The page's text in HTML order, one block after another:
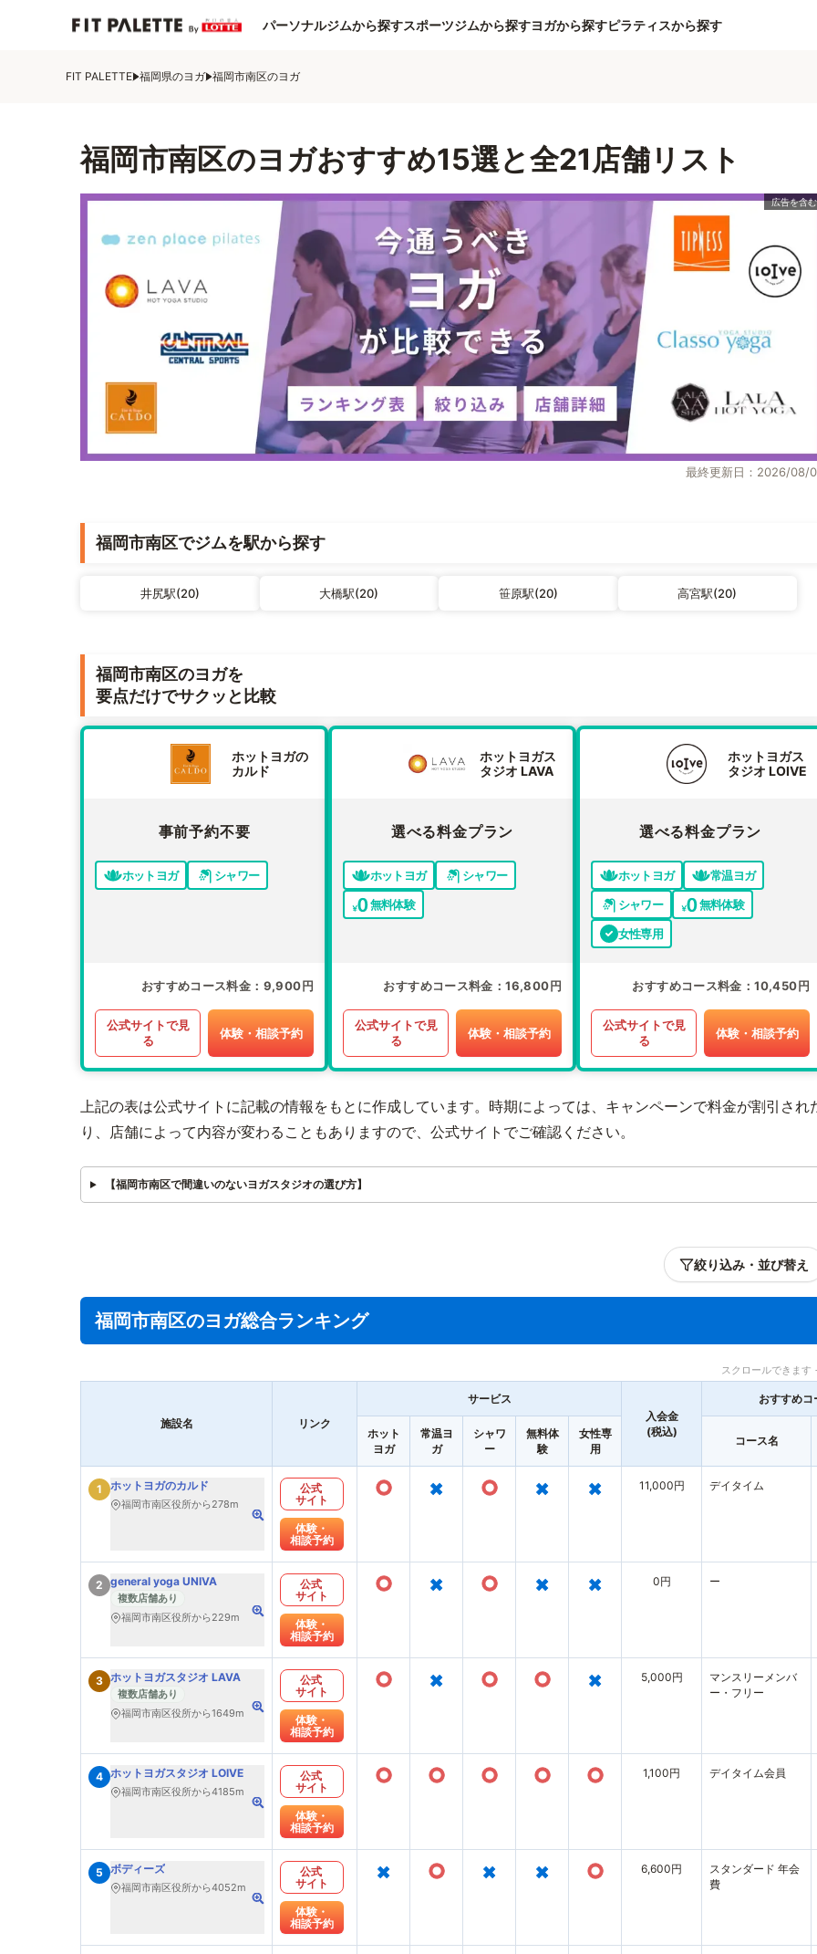
パーソナルジムから探すスポーツジムから探すヨガから探すピラティスから探す
FIT PALETTE 福岡県のヨガ 福岡市南区のヨガ
福岡市南区のヨガおすすめ15選と全21店舗リスト
最終更新日：2026/08/
福岡市南区でジムを駅から探す
井尻駅(20) 大橋駅(20) 笹原駅(20) 高宮駅(20)
福岡市南区のヨガを
要点だけでサクッと比較
ホットヨガの
カルド
事前予約不要
ホットヨガ シャワー
おすすめコース料金 9,900円
公式サイトで見
る
体験・相談予約
ホットヨガス
タジオ LAVA
選べる料金プラン
ホットヨガ
シャワー
無料体験
おすすめコース料金 16,800円
公式サイトで見
る
体験・相談予約
ホットヨガス
タジオ LOIVE
選べる料金プラン
ホットヨガ
常温ヨガ
シャワー
無料体験
女性専用
おすすめコース料金 10,450円
公式サイトで見
る
体験・相談予約
上記の表は公式サイトに記載の情報をもとに作成しています。時期によっては、キャンペーンで料金が割引され
り、店舗によって内容が変わることもありますので、公式サイトでご確認ください。
【福岡市南区で間違いのないヨガスタジオの選び方】
絞り込み・並び替え
福岡市南区のヨガ総合ランキング
スクロールできま
施設名 リンク
サービス
入会金
(税込)
おすすめコ
ホット
ヨガ
常温ヨ
ガ
シャワ
ー
無料体
験
女性専
用
コース名
1 ホットヨガのカルド
福岡市南区役所から278m
公式
サイト
体験・
相談予約
○ × ○ × × 11,000円 デイタイム
2 general yoga UNIVA
複数店舗あり
福岡市南区役所から229m
公式
サイト
体験・
相談予約
○ × ○ × × 0円 ー
3 ホットヨガスタジオ LAVA
複数店舗あり
福岡市南区役所から1649m
公式
サイト
体験・
相談予約
○ × ○ ○ × 5,000円
マンスリーメンバ
ー・フリー
4 ホットヨガスタジオ LOIVE
福岡市南区役所から4185m
公式
サイト
体験・
相談予約
○ ○ ○ ○ ○ 1,100円 デイタイム会員
5 ボディーズ
福岡市南区役所から4052m
公式
サイト
体験・
相談予約
× ○ × × ○ 6,600円
スタンダード 年会
費